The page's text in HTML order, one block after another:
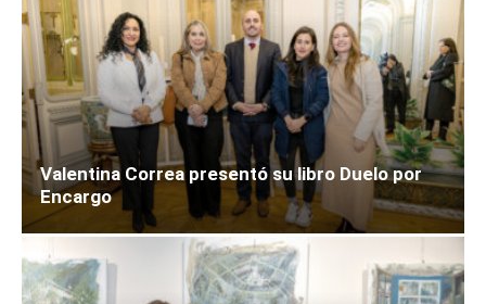
Valentina Correa presentó su libro Duelo por
Encargo